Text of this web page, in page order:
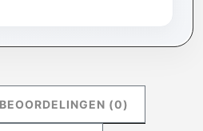
BEOORDELINGEN (0)